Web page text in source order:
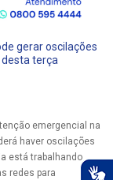
gerar oscilações
terça
emergencial na
haver oscilações
está trabalhando
redes para